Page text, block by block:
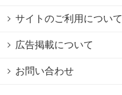
サイトのご利用について
広告掲載について
お問い合わせ